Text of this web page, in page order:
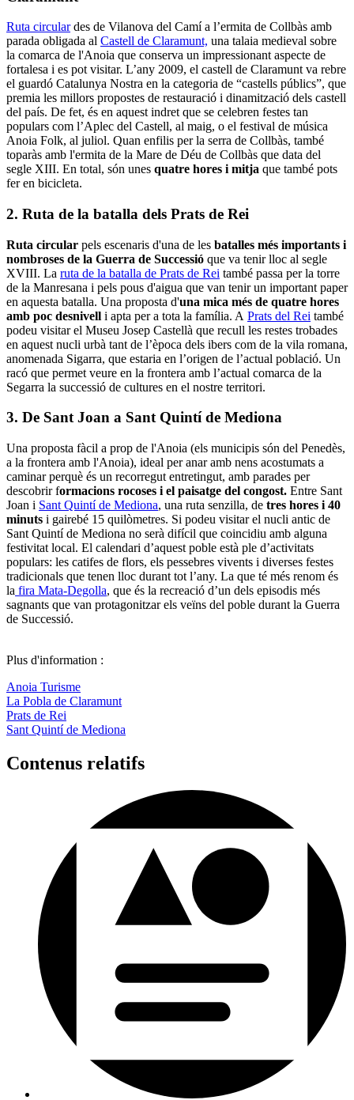
Ruta circulardes de Vilanova del Camí a l’ermita de Collbàs amb
parada obligada al Castell de Claramunt, una talaia medieval sobre
la comarca de l'Anoia que conserva un impressionant aspecte de
fortalesa i es pot visitar. L’any 2009, el castell de Claramunt va rebre
el guardó Catalunya Nostra en la categoria de “castells públics”, que
premia les millors propostes de restauració i dinamització dels castell
del país. De fet, és en aquest indret que se celebren festes tan
populars com l’Aplec del Castell, al maig, o el festival de música
Anoia Folk, al juliol. Quan enfilis per la serra de Collbàs, també
toparàs amb l'ermita de la Mare de Déu de Collbàs que data del
segle XIII. En total, són unes quatre hores i mitja que també pots
fer en bicicleta.
2. Ruta de la batalla dels Prats de Rei
Ruta circular pels escenaris d'una de les batalles més importants i
nombroses de la Guerra de Successió que va tenir lloc al segle
XVIII. La ruta de la batalla de Prats de Rei també passa per la torre
de la Manresana i pels pous d'aigua que van tenir un important paper
en aquesta batalla. Una proposta d'una mica més de quatre hores
amb poc desnivell i apta per a tota la família. A Prats del Rei també
podeu visitar el Museu Josep Castellà que recull les restes trobades
en aquest nucli urbà tant de l’època dels ibers com de la vila romana,
anomenada Sigarra, que estaria en l’origen de l’actual població. Un
racó que permet veure en la frontera amb l’actual comarca de la
Segarra la successió de cultures en el nostre territori.
3. De Sant Joan a Sant Quintí de Mediona
Una proposta fàcil a prop de l'Anoia (els municipis són del Penedès,
a la frontera amb l'Anoia), ideal per anar amb nens acostumats a
caminar perquè és un recorregut entretingut, amb parades per
descobrir formacions rocoses i el paisatge del congost. Entre Sant
Joan i Sant Quintí de Mediona, una ruta senzilla, de tres hores i 40
minuts i gairebé 15 quilòmetres. Si podeu visitar el nucli antic de
Sant Quintí de Mediona no serà difícil que coincidiu amb alguna
festivitat local. El calendari d’aquest poble està ple d’activitats
populars: les catifes de flors, els pessebres vivents i diverses festes
tradicionals que tenen lloc durant tot l’any. La que té més renom és
la fira Mata-Degolla, que és la recreació d’un dels episodis més
sagnants que van protagonitzar els veïns del poble durant la Guerra
de Successió.
Plus d'information :
Anoia Turisme
La Pobla de Claramunt
Prats de Rei
Sant Quintí de Mediona
Contenus relatifs